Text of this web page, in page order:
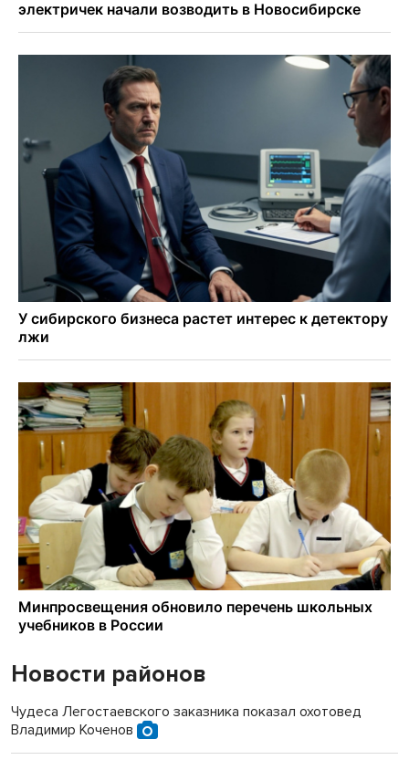
Новости районов
Чудеса Легостаевского заказника показал охотовед
Владимир Коченов